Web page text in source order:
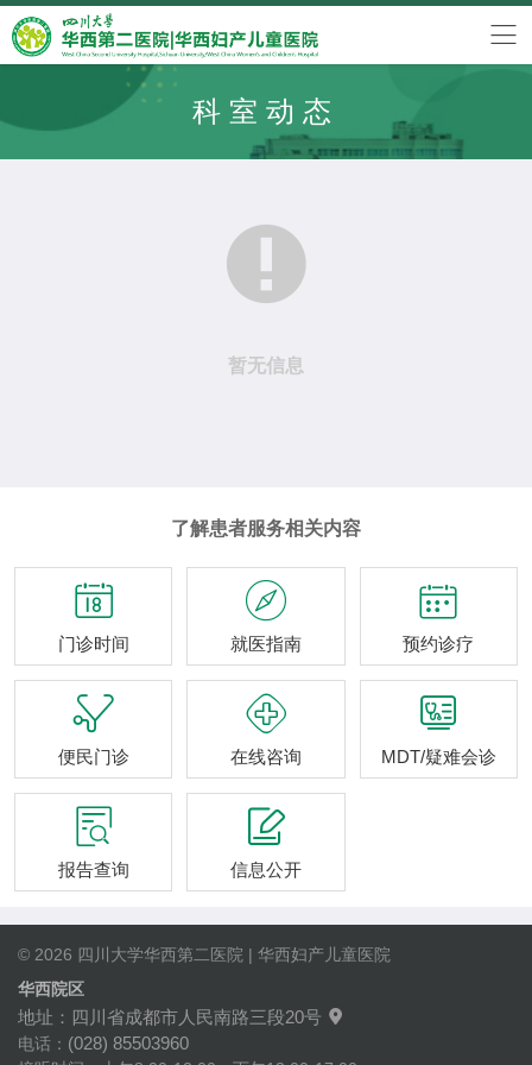
科室动态

暂无信息
了解患者服务相关内容

门诊时间

就医指南

预约诊疗

便民门诊

在线咨询

MDT/疑难会诊

报告查询

信息公开
© 2026 四川大学华西第二医院 | 华西妇产儿童医院
华西院区
地址：四川省成都市人民南路三段20号 
电话： (028) 85503960